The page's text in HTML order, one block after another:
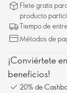
Flete gratis
producto
Tiempo de
Métodos de
¡Conviértete
beneficios!
20% de